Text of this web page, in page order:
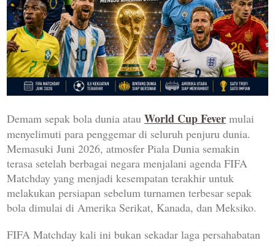
Demam sepak bola dunia atauWorld Cup Fever mulai
menyelimuti para penggemar di seluruh penjuru dunia.
Memasuki Juni 2026, atmosfer Piala Dunia semakin
terasa setelah berbagai negara menjalani agenda FIFA
Matchday yang menjadi kesempatan terakhir untuk
melakukan persiapan sebelum turnamen terbesar sepak
bola dimulai di Amerika Serikat, Kanada, dan Meksiko.
FIFA Matchday kali ini bukan sekadar laga persahabatan